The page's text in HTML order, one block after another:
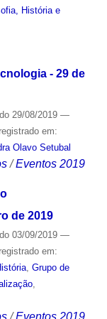
História e
- 29 de
29/08/2019 —
em:
Olavo Setubal
/Eventos 2019
de 2019
03/09/2019 —
em:
, Grupo de
,